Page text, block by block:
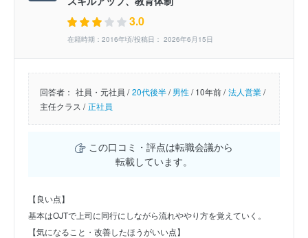
3.0
在籍時期：2016年頃/投稿日： 2026年6月15日
回答者： 社員・元社員 / 20代後半/男性/10年前 / 法人営業/
主任クラス / 正社員
この口コミ・評点は転職会議から
転載しています。
【良い点】
基本はOJTで上司に同行にしながら流れややり方を覚えていく。
【気になること・改善したほうがいい点】